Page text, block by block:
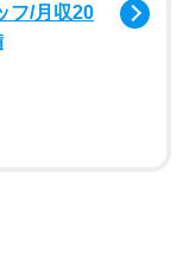
は亡くなり、苦
ちてくる天井を
うとしたんでし
フ/月収20